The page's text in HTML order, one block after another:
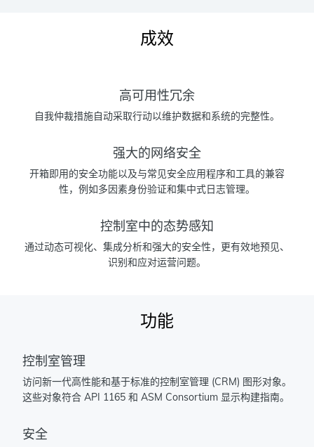
成效
高可用性冗余
自我仲裁措施自动采取行动以维护数据和系统的完整性。
强大的网络安全
开箱即用的安全功能以及与常见安全应用程序和工具的兼容
性，例如多因素身份验证和集中式日志管理。
控制室中的态势感知
通过动态可视化、集成分析和强大的安全性，更有效地预见、
识别和应对运营问题。
功能
控制室管理
访问新一代高性能和基于标准的控制室管理 (CRM) 图形对象。
这些对象符合 API 1165 和 ASM Consortium 显示构建指南。
安全